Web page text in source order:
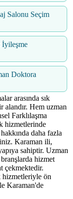
Salonu Seçim
İyileşme
Doktora
arasında sık
alandır. Hem uzman
Farklılaşma
hizmetlerinde
daha fazla
Karaman ili,
sahiptir. Uzman
branşlarda hizmet
çekmektedir.
hizmetleriyle ön
Karaman'de